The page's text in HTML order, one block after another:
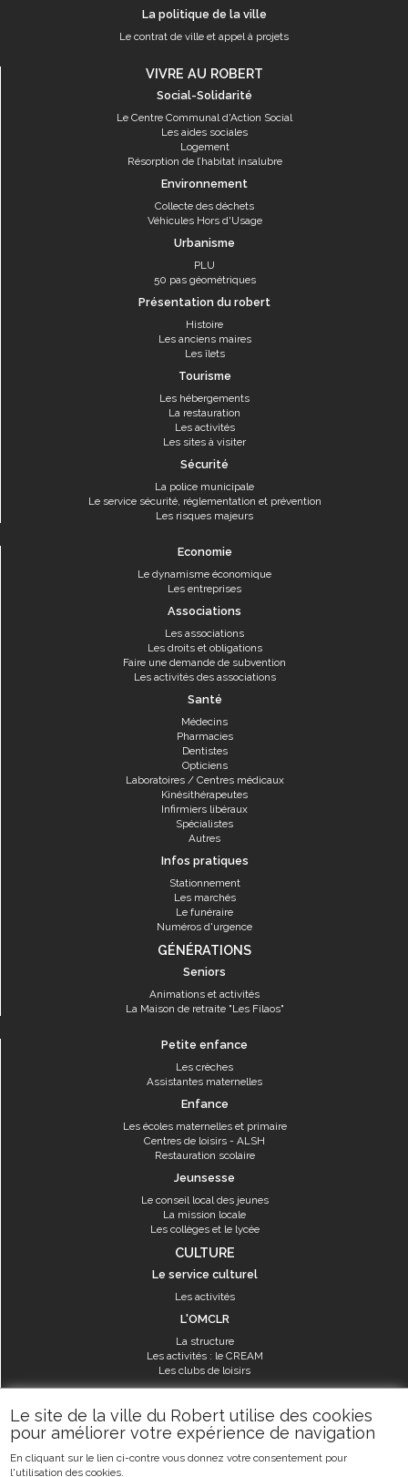
Le site de la ville du Robert utilise des cookies
pour améliorer votre expérience de navigation
En cliquant sur le lien ci-contre vous donnez votre consentement pour
l'utilisation des cookies.
La politique de la ville
Le contrat de ville et appel à projets
VIVRE AU ROBERT
Social-Solidarité
Le Centre Communal d'Action Social
Les aides sociales
Logement
Résorption de l’habitat insalubre
Environnement
Collecte des déchets
Véhicules Hors d'Usage
Urbanisme
PLU
50 pas géométriques
Présentation du robert
Histoire
Les anciens maires
Les îlets
Tourisme
Les hébergements
La restauration
Les activités
Les sites à visiter
Sécurité
La police municipale
Le service sécurité, réglementation et prévention
Les risques majeurs
Economie
Le dynamisme économique
Les entreprises
Associations
Les associations
Les droits et obligations
Faire une demande de subvention
Les activités des associations
Santé
Médecins
Pharmacies
Dentistes
Opticiens
Laboratoires / Centres médicaux
Kinésithérapeutes
Infirmiers libéraux
Spécialistes
Autres
Infos pratiques
Stationnement
Les marchés
Le funéraire
Numéros d'urgence
GÉNÉRATIONS
Seniors
Animations et activités
La Maison de retraite "Les Filaos"
Petite enfance
Les crèches
Assistantes maternelles
Enfance
Les écoles maternelles et primaire
Centres de loisirs - ALSH
Restauration scolaire
Jeunsesse
Le conseil local des jeunes
La mission locale
Les collèges et le lycée
CULTURE
Le service culturel
Les activités
L'OMCLR
La structure
Les activités : le CREAM
Les clubs de loisirs
SPORT
Les équipements sportifs
Les aménagements municipaux
Les activités